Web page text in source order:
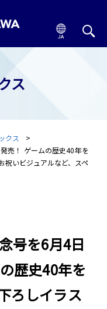
ス
クス
売！ ゲームの歴史40年を
祝いビジュアルなど、スペ
号を6月4日
歴史40年を
ろしイラス